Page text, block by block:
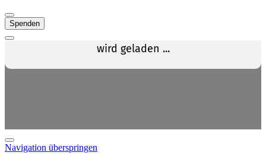
Spenden
Navigation überspringen